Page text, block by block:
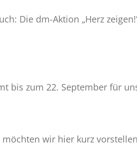
Die dm-Aktion „Herz
bis zum 22. September für
wir hier kurz